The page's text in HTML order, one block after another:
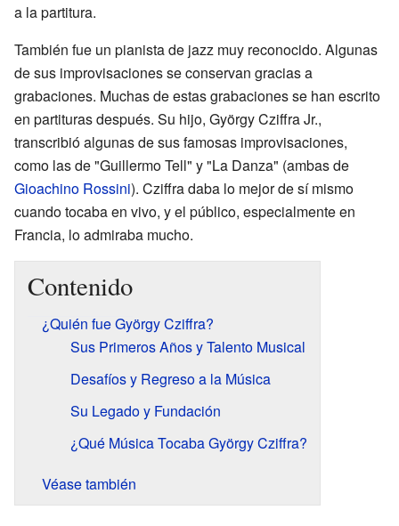
a la partitura.
También fue un pianista de jazz muy reconocido. Algunas
de sus improvisaciones se conservan gracias a
grabaciones. Muchas de estas grabaciones se han escrito
en partituras después. Su hijo, György Cziffra Jr.,
transcribió algunas de sus famosas improvisaciones,
como las de "Guillermo Tell" y "La Danza" (ambas de
Gioachino Rossini). Cziffra daba lo mejor de sí mismo
cuando tocaba en vivo, y el público, especialmente en
Francia, lo admiraba mucho.
Contenido
¿Quién fue György Cziffra?
Sus Primeros Años y Talento Musical
Desafíos y Regreso a la Música
Su Legado y Fundación
¿Qué Música Tocaba György Cziffra?
Véase también